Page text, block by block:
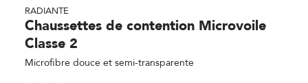
RADIANTE
Chaussettes de contention Microvoile
Classe 2
Microfibre douce et semi-transparente